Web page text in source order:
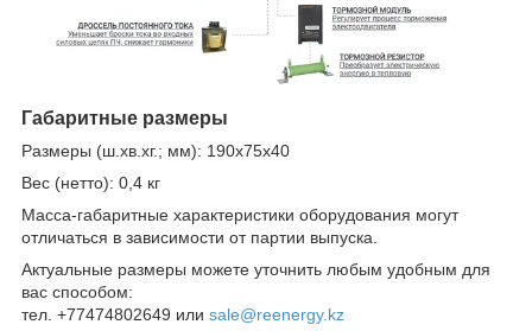
Габаритные размеры
Размеры (ш.хв.хг.; мм): 190x75x40
Вес (нетто): 0,4 кг
Масса-габаритные характеристики оборудования могут
отличаться в зависимости от партии выпуска.
Актуальные размеры можете уточнить любым удобным для
вас способом:
тел. +77474802649 или sale@reenergy.kz